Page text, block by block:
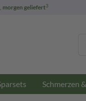
morgen geliefert3
Schmerzen